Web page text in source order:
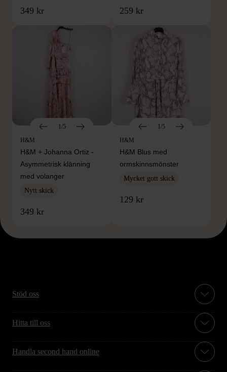
349 kr 259 kr
1/5
H&M
H&M + Johanna Ortiz -
Asymmetrisk klänning
med volanger
Nytt skick
349 kr
1/5
H&M
H&M Blus med
ormskinnsmönster
Mycket gott skick
129 kr
Stöd oss
Hitta till oss
Handla second hand online